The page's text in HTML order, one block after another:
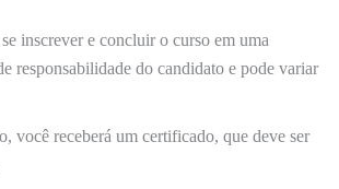
inscrever e concluir o curso em uma
responsabilidade do candidato e pode variar
você receberá um certificado, que deve ser